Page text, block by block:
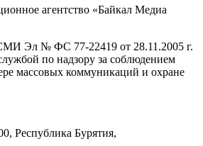
агентство «Байкал Медиа
Эл № ФС 77-22419 от 28.11.2005 г.
по надзору за соблюдением
массовых коммуникаций и охране
Республика Бурятия,